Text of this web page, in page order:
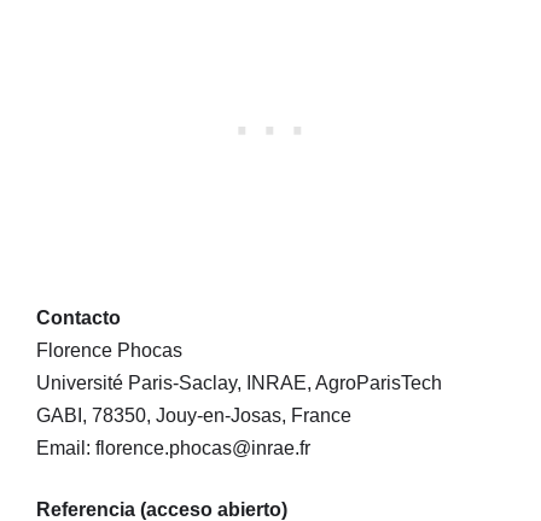
Contacto
Florence Phocas
Université Paris-Saclay, INRAE, AgroParisTech
GABI, 78350, Jouy-en-Josas, France
Email: florence.phocas@inrae.fr
Referencia (acceso abierto)